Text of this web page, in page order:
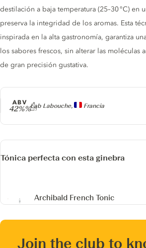
Producer
Lab Labouche, Francia
ABV
42%%
destilación a baja temperatura (25–30 °C) en
preserva la integridad de los aromas. Esta
inspirada en la alta gastronomía, garantiza
los sabores frescos, sin alterar las moléculas
de gran precisión gustativa.
Tónica perfecta con esta ginebra
Archibald French Tonic
Join the club to